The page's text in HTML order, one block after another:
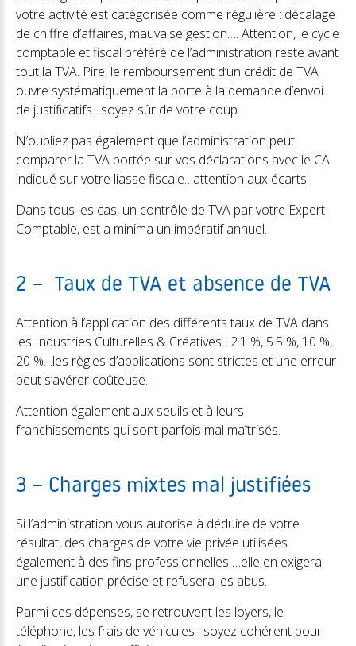
votre activité est catégorisée comme régulière : décalage
de chiffre d’affaires, mauvaise gestion…. Attention, le cycle
comptable et fiscal préféré de l’administration reste avant
tout la TVA. Pire, le remboursement d’un crédit de TVA
ouvre systématiquement la porte à la demande d’envoi
de justificatifs…soyez sûr de votre coup.
N’oubliez pas également que l’administration peut
comparer la TVA portée sur vos déclarations avec le CA
indiqué sur votre liasse fiscale…attention aux écarts !
Dans tous les cas, un contrôle de TVA par votre Expert-
Comptable, est a minima un impératif annuel.
2 – Taux de TVA et absence de TVA
Attention à l’application des différents taux de TVA dans
les Industries Culturelles & Créatives : 2.1 %, 5.5 %, 10 %,
20 %…les règles d’applications sont strictes et une erreur
peut s’avérer coûteuse.
Attention également aux seuils et à leurs
franchissements qui sont parfois mal maîtrisés.
3 – Charges mixtes mal justifiées
Si l’administration vous autorise à déduire de votre
résultat, des charges de votre vie privée utilisées
également à des fins professionnelles …elle en exigera
une justification précise et refusera les abus.
Parmi ces dépenses, se retrouvent les loyers, le
téléphone, les frais de véhicules : soyez cohérent pour